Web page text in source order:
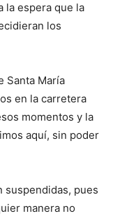
la espera que la
los
Santa María
en la carretera
momentos y la
aquí, sin poder
suspendidas, pues
manera no